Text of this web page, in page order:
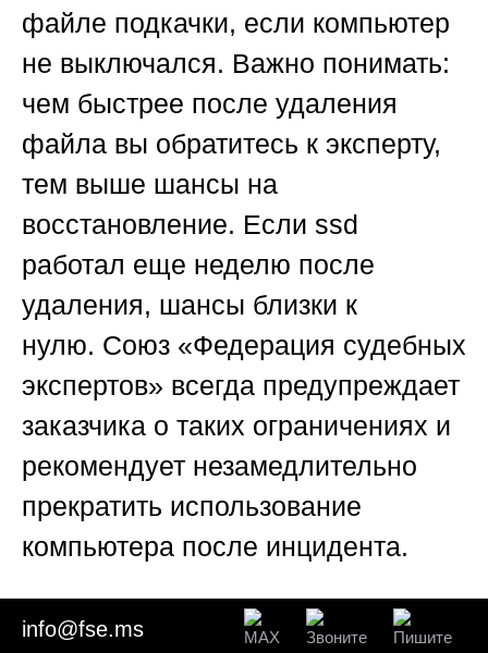
файле подкачки, если компьютер
не выключался. Важно понимать:
чем быстрее после удаления
файла вы обратитесь к эксперту,
тем выше шансы на
восстановление. Если ssd
работал еще неделю после
удаления, шансы близки к
нулю. Союз «Федерация судебных
экспертов» всегда предупреждает
заказчика о таких ограничениях и
рекомендует незамедлительно
прекратить использование
компьютера после инцидента.
🟨 Раздел 7: Пять реальных
info@fse.ms